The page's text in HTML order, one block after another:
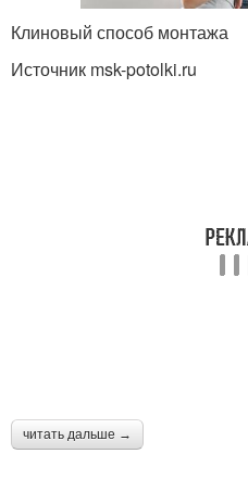
Клиновый способ монтажа
Источник msk-potolki.ru
читать дальше →